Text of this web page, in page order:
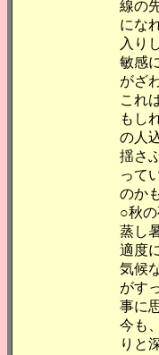
線の
にな
入り
敏感
がざ
これ
もし
の人
揺さ
って
のか
○秋
蒸し
適度
気候
がす
事に
今も
りと